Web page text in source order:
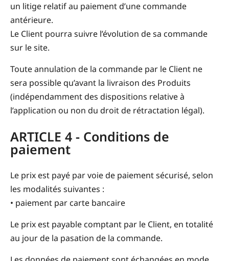
un litige relatif au paiement d’une commande
antérieure.
Le Client pourra suivre l’évolution de sa commande
sur le site.
Toute annulation de la commande par le Client ne
sera possible qu’avant la livraison des Produits
(indépendamment des dispositions relative à
l’application ou non du droit de rétractation légal).
ARTICLE 4 - Conditions de
paiement
Le prix est payé par voie de paiement sécurisé, selon
les modalités suivantes :
• paiement par carte bancaire
Le prix est payable comptant par le Client, en totalité
au jour de la pasation de la commande.